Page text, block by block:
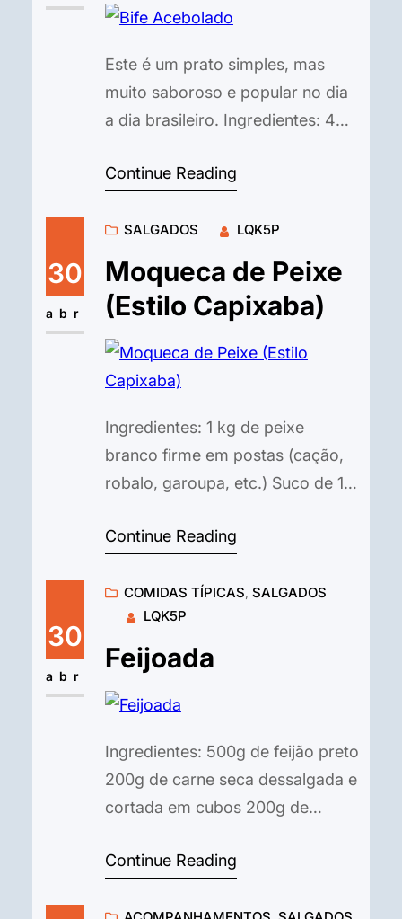
feijão cozido com caldo 1/2
Este é um prato simples, mas
muito saboroso e popular no dia
a dia brasileiro. Ingredientes: 4
carne bovina de sua preferência)
rodelas finas 2 dentes de alho
picados (opcional) Óleo vegetal
Sal e pimenta-do-reino moída na
hora a gosto Salsinha picada
para…
Continue Reading
30
abr
SALGADOS LQK5P
Moqueca de Peixe
(Estilo Capixaba)
Ingredientes: 1 kg de peixe
branco firme em postas (cação,
robalo, garoupa, etc.) Suco de 1
cebola grande em rodelas 2
pimentão verde em rodelas 1
pimentão vermelho em rodelas 1
maço de coentro picado Azeite
de oliva Sal e pimenta-do-reino a
gosto…
Continue Reading
30
abr
COMIDAS TÍPICAS, SALGADOS
LQK5P
Feijoada
Ingredientes: 500g de feijão preto
200g de carne seca dessalgada e
cortada em cubos 200g de
cortada em pedaços 200g de
Continue Reading